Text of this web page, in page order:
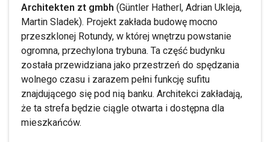
Architekten zt gmbh (Güntler Hatherl, Adrian Ukleja,
Martin Sladek). Projekt zakłada budowę mocno
przeszklonej Rotundy, w której wnętrzu powstanie
ogromna, przechylona trybuna. Ta część budynku
została przewidziana jako przestrzeń do spędzania
wolnego czasu i zarazem pełni funkcję sufitu
znajdującego się pod nią banku. Architekci zakładają,
że ta strefa będzie ciągle otwarta i dostępna dla
mieszkańców.